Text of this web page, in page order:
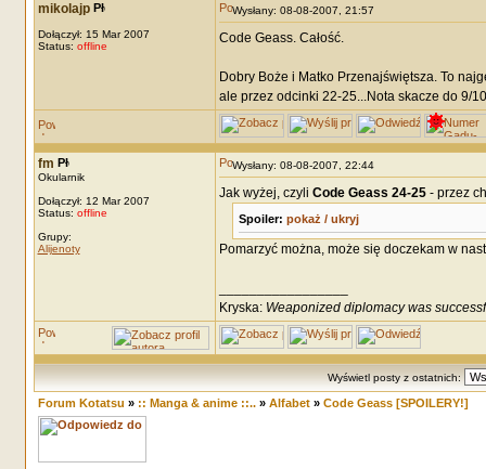
mikolajp
Dołączył: 15 Mar 2007
Status: offline
Wysłany: 08-08-2007, 21:57
Code Geass. Całość.
Dobry Boże i Matko Przenajświętsza. To
ale przez odcinki 22-25...Nota skacze do 9/
fm
Okularnik
Dołączył: 12 Mar 2007
Status: offline
Grupy:
Alijenoty
Wysłany: 08-08-2007, 22:44
Jak wyżej, czyli Code Geass 24-25- przez
Spoiler: pokaż / ukryj
Pomarzyć można, może się doczekam w
Kryska: Weaponized diplomacy was
Wyświetl posty z ostatnich:
Forum Kotatsu » :: Manga & anime ::..» Alfabet» Code Geass [SPOILERY!]